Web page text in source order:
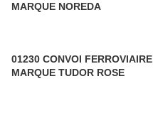
MARQUE NOREDA
01230 CONVOI FERROVIAIRE
MARQUE TUDOR ROSE